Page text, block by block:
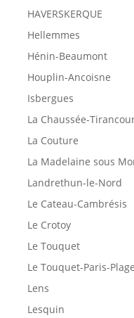
HAVERSKERQUE
Hellemmes
Hénin-Beaumont
Houplin-Ancoisne
Isbergues
La Chaussée-
La Couture
La Madelaine sous
Landrethun-le-Nord
Le Cateau-Cambrésis
Le Crotoy
Le Touquet
Le Touquet-Paris-Plage
Lens
Lesquin